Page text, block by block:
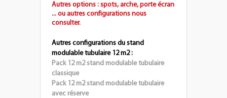
Autres options : spots, arche, porte écran
... ou autres configurations nous
consulter.
Autres configurations du stand
modulable tubulaire 12 m2 :
Pack 12 m2 stand modulable tubulaire
classique
Pack 12 m2 stand modulable tubulaire
avec réserve